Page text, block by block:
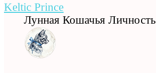
Keltic Prince
Лунная Кошачья Личность